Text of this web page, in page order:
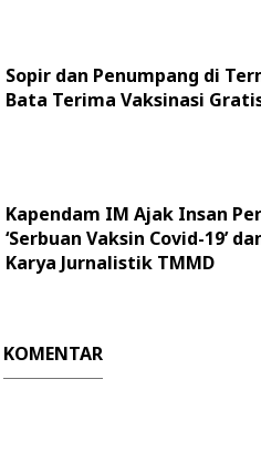
Sopir dan Penumpang di
Bata Terima Vaksinasi
Kapendam IM Ajak Insan
‘Serbuan Vaksin Covid-19’
Karya Jurnalistik TMMD
KOMENTAR